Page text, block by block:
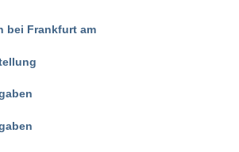
bei Frankfurt am